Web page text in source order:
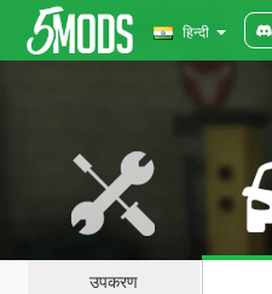
हिन्दी
उपकरण